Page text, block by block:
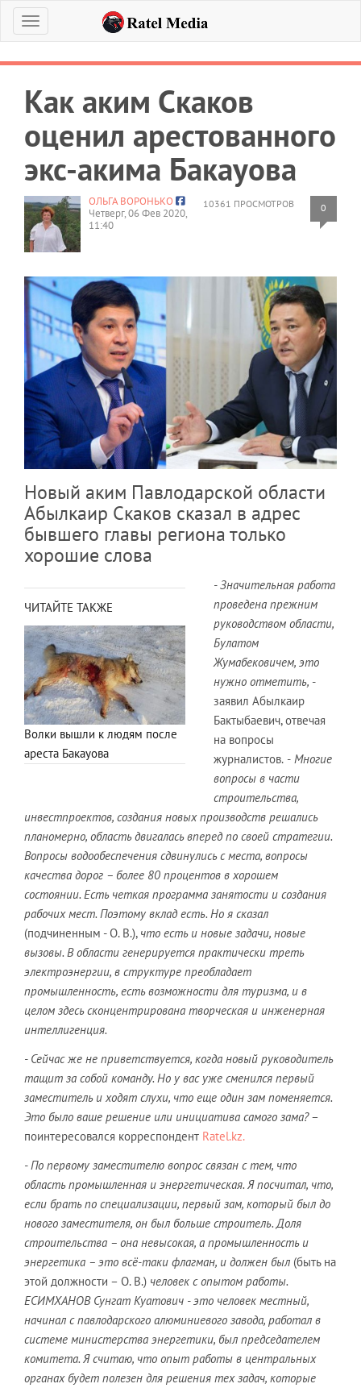
Меню
Как аким Скаков
оценил арестованного
экс-акима Бакауова
10361 ПРОСМОТРОВ 0
ОЛЬГА ВОРОНЬКО
Четверг, 06 Фев 2020,
11:40
Новый аким Павлодарской области
Абылкаир Скаков сказал в адрес
бывшего главы региона только
хорошие слова
ЧИТАЙТЕ ТАКЖЕ
Волки вышли к людям после
ареста Бакауова
- Значительная работа
проведена прежним
руководством области,
Булатом
Жумабековичем, это
нужно отметить, -
заявил Абылкаир
Бактыбаевич, отвечая
на вопросы
журналистов. - Многие
вопросы в части
строительства,
инвестпроектов, создания новых производств решались
планомерно, область двигалась вперед по своей стратегии.
Вопросы водообеспечения сдвинулись с места, вопросы
качества дорог – более 80 процентов в хорошем
состоянии. Есть четкая программа занятости и создания
рабочих мест. Поэтому вклад есть. Но я сказал
(подчиненным - О. В.), что есть и новые задачи, новые
вызовы. В области генерируется практически треть
электроэнергии, в структуре преобладает
промышленность, есть возможности для туризма, и в
целом здесь сконцентрирована творческая и инженерная
интеллигенция.
- Сейчас же не приветствуется, когда новый руководитель
тащит за собой команду. Но у вас уже сменился первый
заместитель и ходят слухи, что еще один зам поменяется.
Это было ваше решение или инициатива самого зама?–
поинтересовался корреспондент Ratel.kz.
- По первому заместителю вопрос связан с тем, что
область промышленная и энергетическая. Я посчитал, что,
если брать по специализации, первый зам, который был до
нового заместителя, он был больше строитель. Доля
строительства – она невысокая, а промышленность и
энергетика – это всё-таки флагман, и должен был (быть на
этой должности – О. В.) человек с опытом работы.
ЕСИМХАНОВ Сунгат Куатович - это человек местный,
начинал с павлодарского алюминиевого завода, работал в
системе министерства энергетики, был председателем
комитета. Я считаю, что опыт работы в центральных
органах будет полезен для решения тех задач, которые